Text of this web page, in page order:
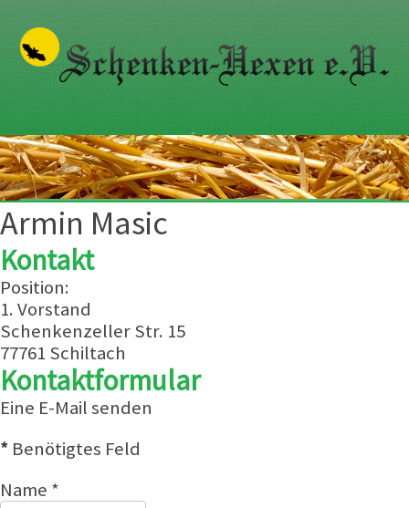
Armin Masic
Kontakt
Position:
1. Vorstand
Adresse:
Schenkenzeller Str. 15
77761 Schiltach
Kontaktformular
Eine E-Mail senden
* Benötigtes Feld
Name *